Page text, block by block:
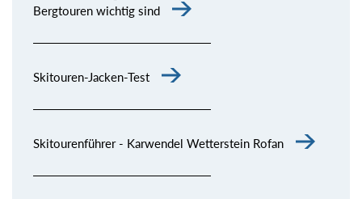
Bergtouren wichtig sind
Skitouren-Jacken-Test
Skitourenführer - Karwendel Wetterstein Rofan